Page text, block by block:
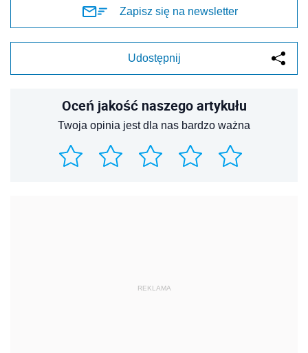
Zapisz się na newsletter
Udostępnij
Oceń jakość naszego artykułu
Twoja opinia jest dla nas bardzo ważna
REKLAMA